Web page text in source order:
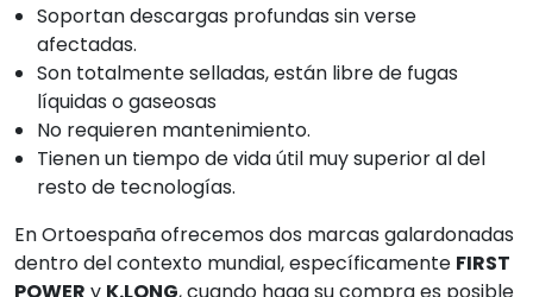
Soportan descargas profundas sin verse
afectadas.
Son totalmente selladas, están libre de fugas
líquidas o gaseosas
No requieren mantenimiento.
Tienen un tiempo de vida útil muy superior al del
resto de tecnologías.
En Ortoespaña ofrecemos dos marcas galardonadas
dentro del contexto mundial, específicamente FIRST
POWER y K.LONG, cuando haga su compra es posible